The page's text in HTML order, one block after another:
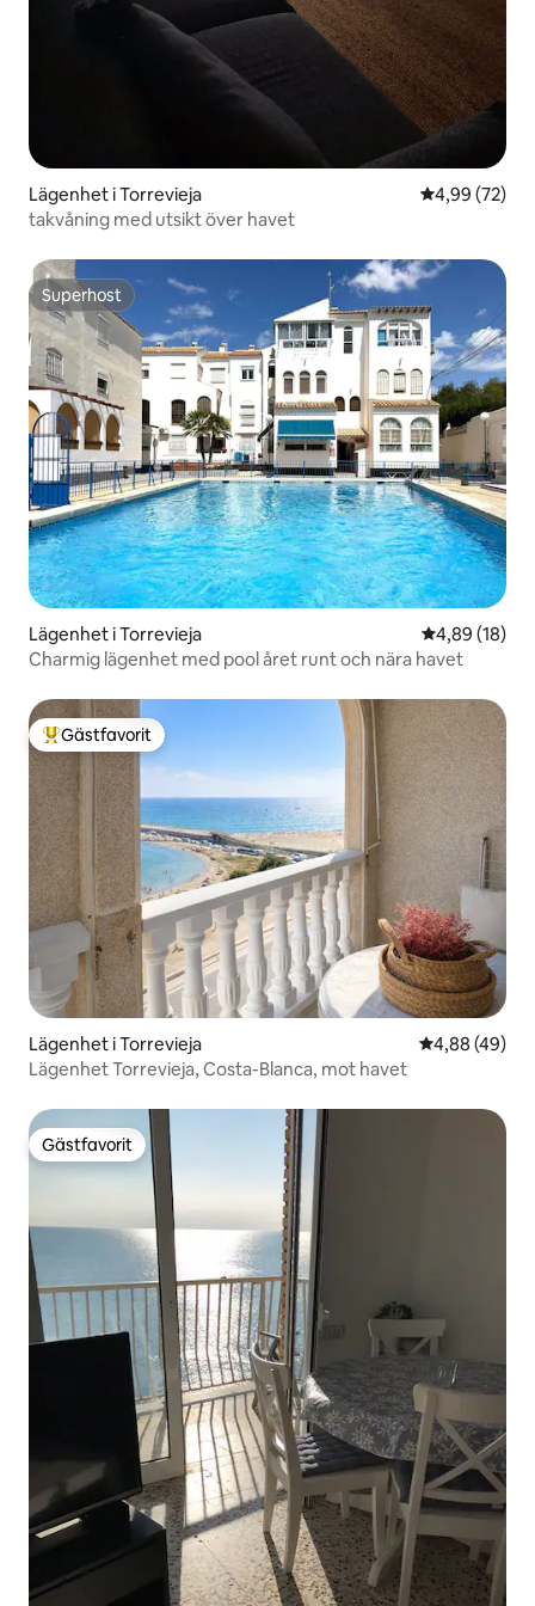
Lägenhet i Torrevieja 4,99 av 5 i
4,99 (72)
takvåning med utsikt över havet
Superhost
Superhost
Lägenhet i Torrevieja 4,89 av 5 i
4,89 (18)
Charmig lägenhet med pool året runt och nära havet
Populär gästfavorit
Gästfavorit
Lägenhet i Torrevieja 4,88 av 5 i
4,88 (49)
Lägenhet Torrevieja, Costa-Blanca, mot havet
Gästfavorit
Gästfavorit